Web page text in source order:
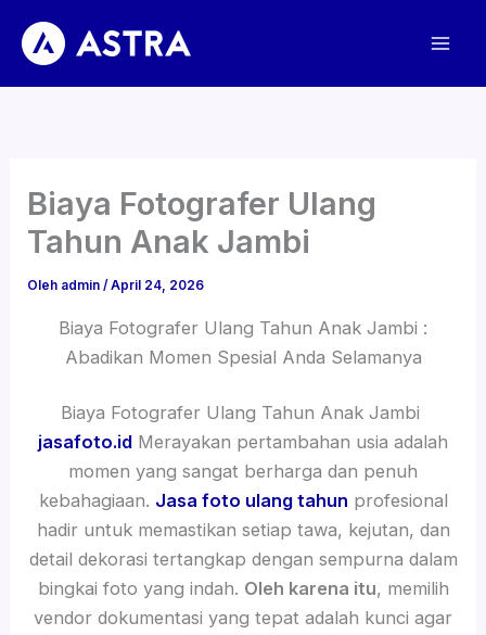
konten
Biaya Fotografer Ulang
Tahun Anak Jambi
Oleh admin/April 24, 2026
Biaya Fotografer Ulang Tahun Anak Jambi :
Abadikan Momen Spesial Anda Selamanya
Biaya Fotografer Ulang Tahun Anak Jambi
jasafoto.id Merayakan pertambahan usia adalah
momen yang sangat berharga dan penuh
kebahagiaan. Jasa foto ulang tahun profesional
hadir untuk memastikan setiap tawa, kejutan, dan
detail dekorasi tertangkap dengan sempurna dalam
bingkai foto yang indah. Oleh karena itu, memilih
vendor dokumentasi yang tepat adalah kunci agar